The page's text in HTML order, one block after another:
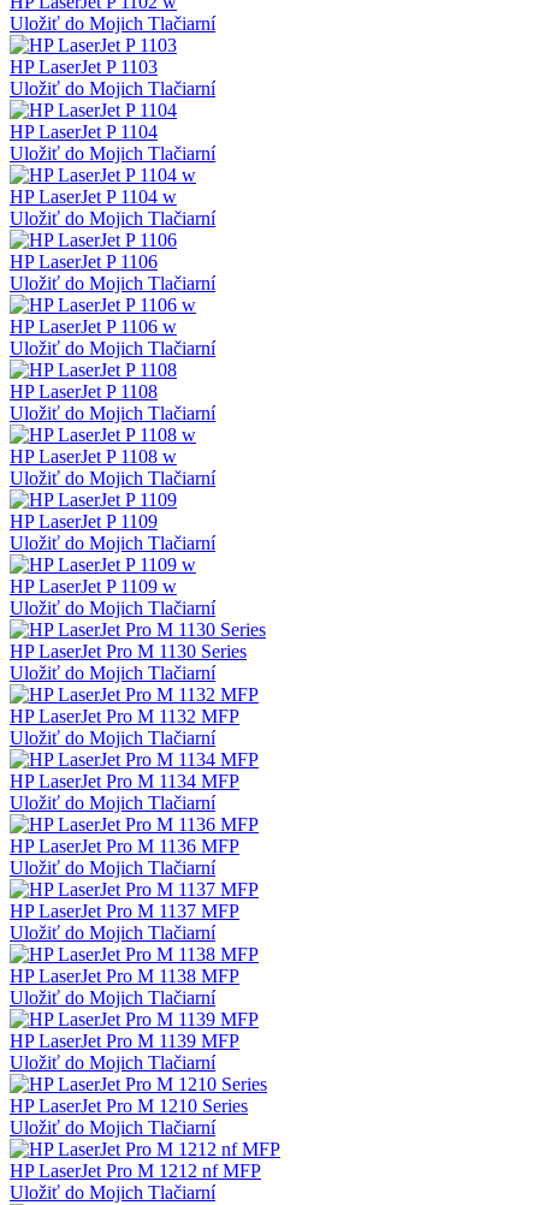
Uložiť do Mojich Tlačiarní
HP LaserJet P 1103
Uložiť do Mojich Tlačiarní
HP LaserJet P 1104
Uložiť do Mojich Tlačiarní
HP LaserJet P 1104 w
Uložiť do Mojich Tlačiarní
HP LaserJet P 1106
Uložiť do Mojich Tlačiarní
HP LaserJet P 1106 w
Uložiť do Mojich Tlačiarní
HP LaserJet P 1108
Uložiť do Mojich Tlačiarní
HP LaserJet P 1108 w
Uložiť do Mojich Tlačiarní
HP LaserJet P 1109
Uložiť do Mojich Tlačiarní
HP LaserJet P 1109 w
Uložiť do Mojich Tlačiarní
HP LaserJet Pro M 1130 Series
Uložiť do Mojich Tlačiarní
HP LaserJet Pro M 1132 MFP
Uložiť do Mojich Tlačiarní
HP LaserJet Pro M 1134 MFP
Uložiť do Mojich Tlačiarní
HP LaserJet Pro M 1136 MFP
Uložiť do Mojich Tlačiarní
HP LaserJet Pro M 1137 MFP
Uložiť do Mojich Tlačiarní
HP LaserJet Pro M 1138 MFP
Uložiť do Mojich Tlačiarní
HP LaserJet Pro M 1139 MFP
Uložiť do Mojich Tlačiarní
HP LaserJet Pro M 1210 Series
Uložiť do Mojich Tlačiarní
HP LaserJet Pro M 1212 nf MFP
Uložiť do Mojich Tlačiarní